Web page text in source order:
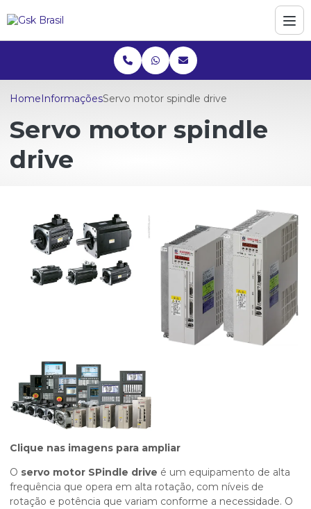
HomeInformaçõesServo motor spindle drive
Servo motor spindle
drive
Clique nas imagens para ampliar
O servo motor SPindle drive é um equipamento de alta
frequência que opera em alta rotação, com níveis de
rotação e potência que variam conforme a necessidade. O